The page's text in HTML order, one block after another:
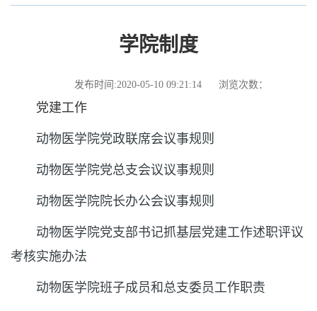
学院制度
发布时间:2020-05-10 09:21:14 浏览次数：
党建工作
动物医学院党政联席会议事规则
动物医学院党总支会议议事规则
动物医学院院长办公会议事规则
动物医学院党支部书记抓基层党建工作述职评议
考核实施办法
动物医学院班子成员和总支委员工作职责